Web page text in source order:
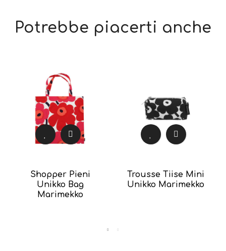
Potrebbe piacerti anche
Shopper Pieni
Unikko Bag
Marimekko
Trousse Tiise Mini
Unikko Marimekko